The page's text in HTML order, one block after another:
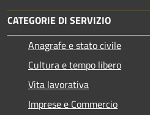
CATEGORIE DI SERVIZIO
Anagrafe e stato civile
Cultura e tempo libero
Vita lavorativa
Imprese e Commercio